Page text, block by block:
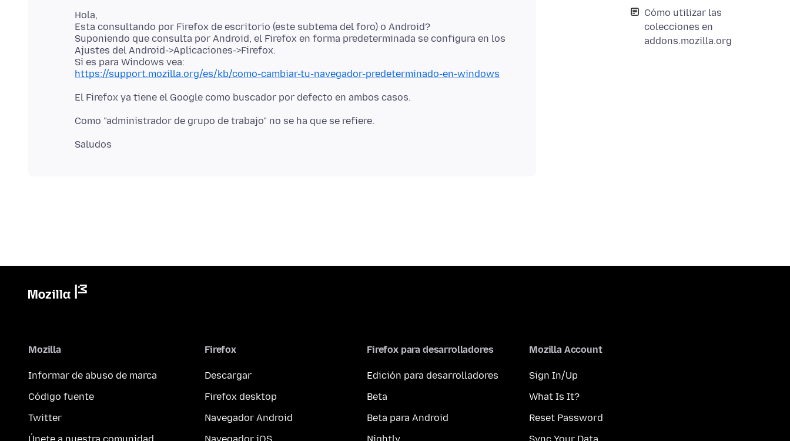
Cómo utilizar las
colecciones en
addons.mozilla.org
Hola,
Esta consultando por Firefox de escritorio (este subtema del foro) o Android?
Suponiendo que consulta por Android, el Firefox en forma predeterminada se configura en los
Ajustes del Android->Aplicaciones->Firefox.
https://support.mozilla.org/es/kb/como-cambiar-tu-navegador-predeterminado-en-windows
Mozilla
Informar de abuso de marca
Código fuente
Twitter
Firefox
Descargar
Firefox desktop
Navegador Android
Firefox para desarrolladores
Edición para desarrolladores
Beta
Beta para Android
Mozilla Account
Sign In/Up
What Is It?
Reset Password